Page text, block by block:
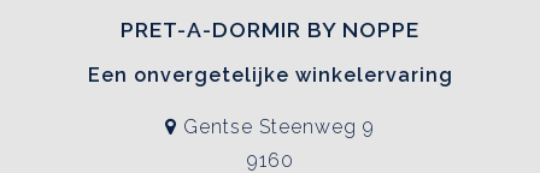
PRET-A-DORMIR BY NOPPE
Een onvergetelijke winkelervaring
Gentse Steenweg 9
9160